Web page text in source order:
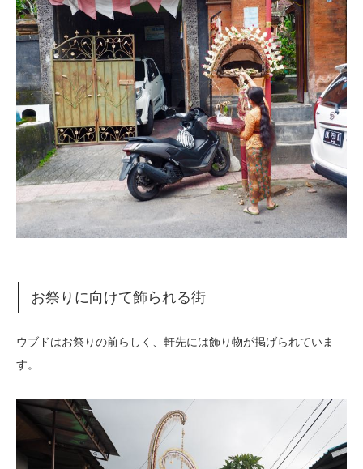
お祭りに向けて飾られる街
ウブドはお祭りの前らしく、軒先には飾り物が掲げられていま
す。